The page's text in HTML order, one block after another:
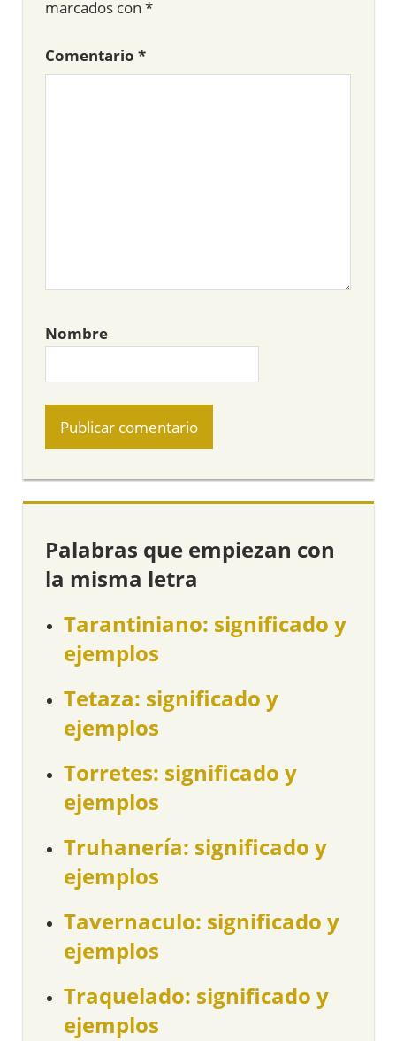
marcados con *
Comentario *
Nombre
Palabras que empiezan con
la misma letra
Tarantiniano: significado y
ejemplos
Tetaza: significado y
ejemplos
Torretes: significado y
ejemplos
Truhanería: significado y
ejemplos
Tavernaculo: significado y
ejemplos
Traquelado: significado y
ejemplos